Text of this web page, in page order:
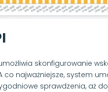
skonfigurowanie
najważniejsze, system
sprawdzenia, aż